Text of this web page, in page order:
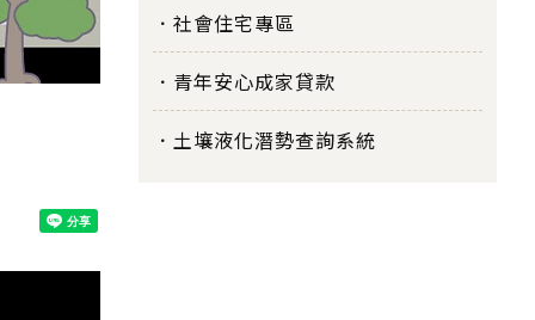
社會住宅專區
青年安心成家貸款
土壤液化潛勢查詢系統